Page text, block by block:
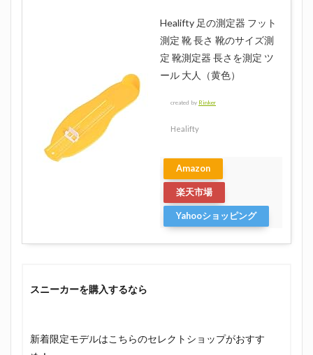
Healifty 足の測定器 フット
測定 靴 長さ 靴のサイズ測
定 靴測定器 長さを測定 ツ
ール 大人（黄色）
created by Rinker
Healifty
Amazon
楽天市場
Yahooショッピング
スニーカーを購入するなら
新着限定モデルはこちらのセレクトショップがおすす